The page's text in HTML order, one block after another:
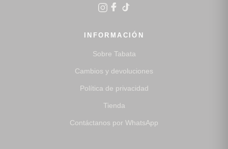
INFORMACIÓN
Sobre Tabata
Cambios y devoluciones
Política de privacidad
Tienda
Contáctanos por WhatsApp